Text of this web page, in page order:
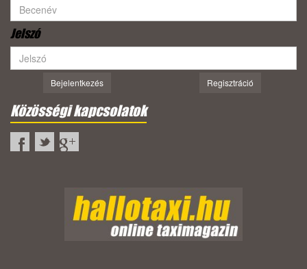
Jelszó
Bejelentkezés Regisztráció
Közösségi kapcsolatok